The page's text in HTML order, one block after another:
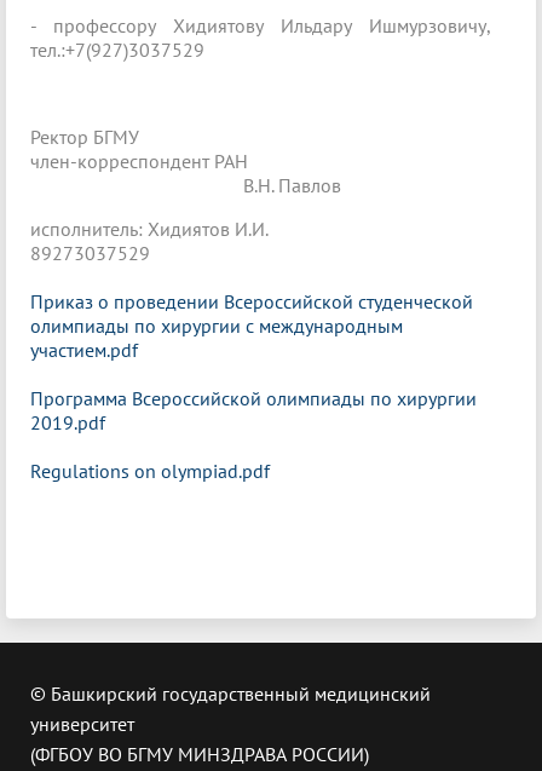
- профессору Хидиятову Ильдару Ишмурзовичу,
тел.:+7(927)3037529
Ректор БГМУ
член-корреспондент РАН
В.Н. Павлов
исполнитель: Хидиятов И.И.
89273037529
Приказ о проведении Всероссийской студенческой
олимпиады по хирургии с международным
участием.pdf
Программа Всероссийской олимпиады по хирургии
2019.pdf
Regulations on olympiad.pdf
© Башкирский государственный медицинский
университет
(ФГБОУ ВО БГМУ МИНЗДРАВА РОССИИ)